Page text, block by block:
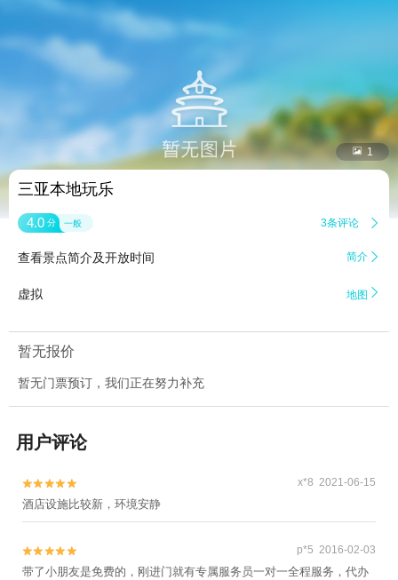
 1
三亚本地玩乐
4.0 分 一般 3条评论 
查看景点简介及开放时间 简介 
虚拟 地图 
暂无报价
暂无门票预订，我们正在努力补充
用户评论

 x*8 2021-06-15
酒店设施比较新，环境安静

 p*5 2016-02-03
带了小朋友是免费的，刚进门就有专属服务员一对一全程服务，代办